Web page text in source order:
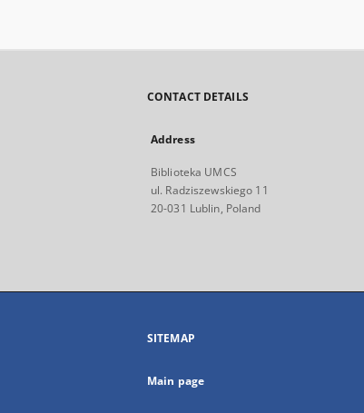
CONTACT DETAILS
Address
Biblioteka UMCS
ul. Radziszewskiego 11
20-031 Lublin, Poland
SITEMAP
Main page